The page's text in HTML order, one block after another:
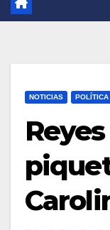
NOTICIAS POLÍTICA